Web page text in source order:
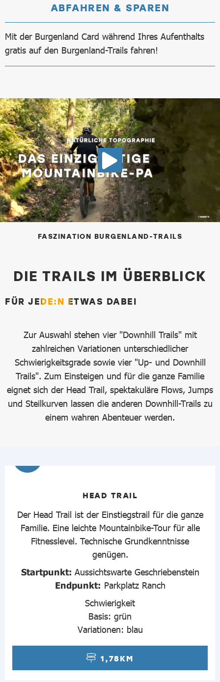
ABFAHREN & SPAREN
Mit der Burgenland Card während Ihres Aufenthalts
gratis auf den Burgenland-Trails fahren!
VIDEO
FASZINATION BURGENLAND-TRAILS
DIE TRAILS IM ÜBERBLICK
FÜR JEDE:N ETWAS DABEI
Zur Auswahl stehen vier "Downhill Trails" mit
zahlreichen Variationen unterschiedlicher
Schwierigkeitsgrade sowie vier "Up- und Downhill
Trails". Zum Einsteigen und für die ganze Familie
eignet sich der Head Trail, spektakuläre Flows, Jumps
und Steilkurven lassen die anderen Downhill-Trails zu
einem wahren Abenteuer werden.
HEAD TRAIL
Der Head Trail ist der Einstiegstrail für die ganze
Familie. Eine leichte Mountainbike-Tour für alle
Fitnesslevel. Technische Grundkenntnisse
genügen.
Startpunkt: Aussichtswarte Geschriebenstein
Endpunkt: Parkplatz Ranch
Schwierigkeit
Basis: grün
Variationen: blau
1,78KM